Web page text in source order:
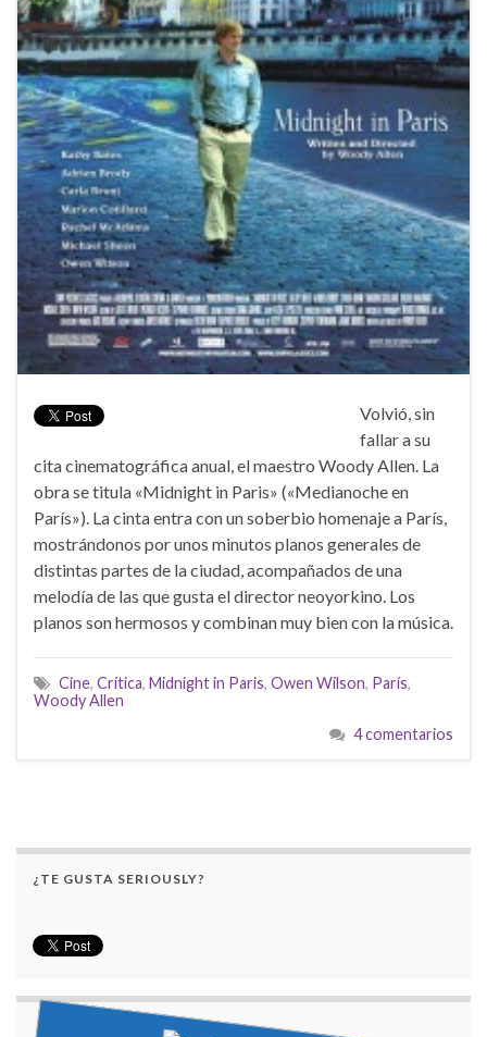
Volvió, sin
fallar a su
cita cinematográfica anual, el maestro Woody Allen. La
obra se titula «Midnight in Paris» («Medianoche en
París»). La cinta entra con un soberbio homenaje a París,
mostrándonos por unos minutos planos generales de
distintas partes de la ciudad, acompañados de una
melodía de las que gusta el director neoyorkino. Los
planos son hermosos y combinan muy bien con la música.
Cine, Crítica, Midnight in Paris, Owen Wilson, París,
Woody Allen
4 comentarios
¿TE GUSTA SERIOUSLY?